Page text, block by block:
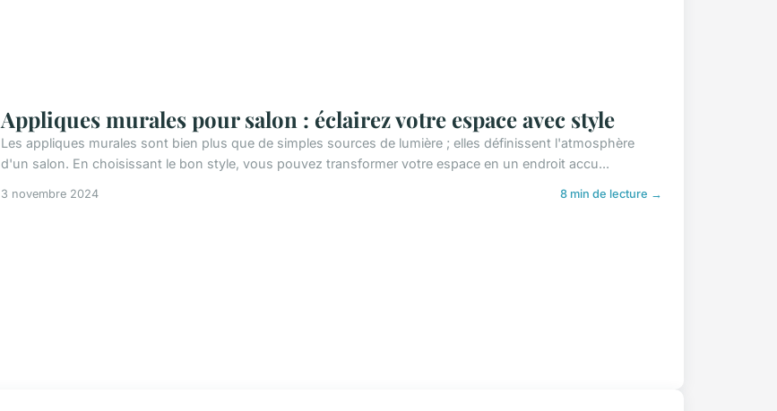
Appliques murales pour salon : éclairez votre espace avec style
Les appliques murales sont bien plus que de simples sources de lumière ; elles définissent l'atmosphère
d'un salon. En choisissant le bon style, vous pouvez transformer votre espace en un endroit accu...
3 novembre 2024 8 min de lecture →